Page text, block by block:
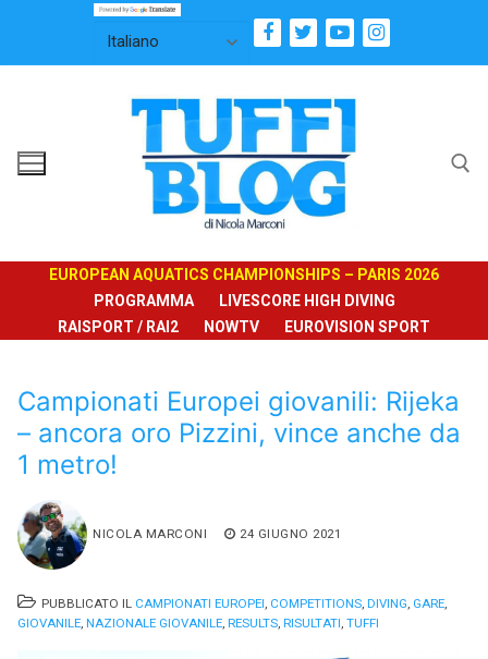
contenuto
EUROPEAN AQUATICS CHAMPIONSHIPS – PARIS 2026
PROGRAMMA
LIVESCORE HIGH DIVING
RAISPORT / RAI2
NOWTV EUROVISION SPORT
Campionati Europei giovanili: Rijeka
– ancora oro Pizzini, vince anche da
1 metro!
NICOLA MARCONI 24 GIUGNO 2021
PUBBLICATO IL CAMPIONATI EUROPEI, COMPETITIONS, DIVING, GARE,
GIOVANILE, NAZIONALE GIOVANILE, RESULTS, RISULTATI, TUFFI